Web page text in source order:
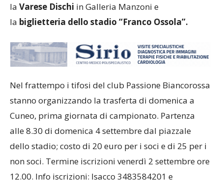
la Varese Dischi in Galleria Manzoni e
la biglietteria dello stadio “Franco Ossola”.
Nel frattempo i tifosi del club Passione Biancorossa
stanno organizzando la trasferta di domenica a
Cuneo, prima giornata di campionato. Partenza
alle 8.30 di domenica 4 settembre dal piazzale
dello stadio; costo di 20 euro per i soci e di 25 per i
non soci. Termine iscrizioni venerdì 2 settembre ore
12.00. Info iscrizioni: Isacco 3483584201 e